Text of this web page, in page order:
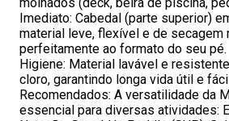
Imediato: Cabedal (parte superior)
material leve, flexível e de secagem
perfeitamente ao formato do seu
Higiene: Material lavável e
cloro, garantindo longa vida útil e
Recomendados: A versatilidade da
essencial para diversas atividades: